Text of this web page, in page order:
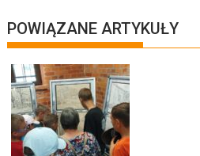
POWIĄZANE ARTYKUŁY